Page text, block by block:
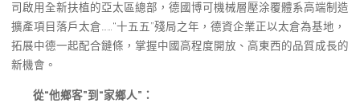
司啟用全新扶植的亞太區總部，德國博可機械層壓涂覆體系高端制造
擴產項目落戶太倉……“十五五”殘局之年，德資企業正以太倉為基地，
拓展中德一起配合鏈條，掌握中國高程度開放、高東西的品質成長的
新機會。
從“他鄉客”到“家鄉人”：